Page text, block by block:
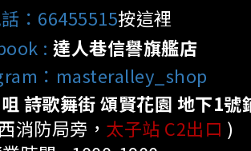
：66455515按這裡
:達人巷信譽旗艦店
：masteralley_shop
詩歌舞街 頌賢花園 地下1號
消防局旁， 太子站 C2出口 )